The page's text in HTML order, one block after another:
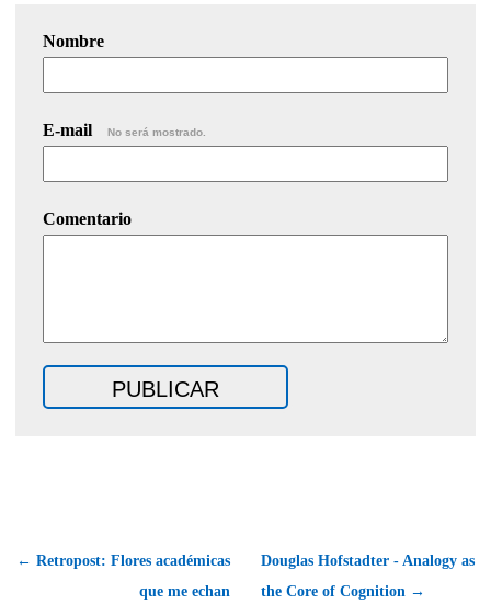
Nombre
E-mail No será mostrado.
Comentario
← Retropost: Flores académicas
que me echan
Douglas Hofstadter - Analogy as
the Core of Cognition →